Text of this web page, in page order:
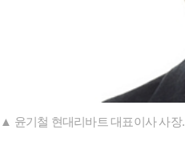
▲ 윤기철 현대리바트 대표이사 사장.